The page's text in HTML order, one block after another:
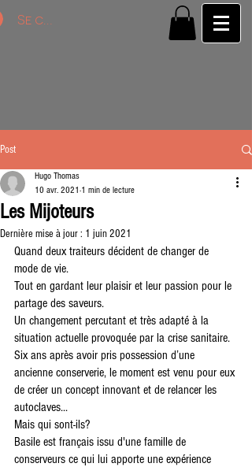
Se connecter
Post
Les Mijoteurs
Hugo Thomas
10 avr. 2021 1 min de lecture
Dernière mise à jour : 1 juin 2021
Quand deux traiteurs décident de changer de
mode de vie.
Tout en gardant leur plaisir et leur passion pour le
partage des saveurs.
Un changement percutant et très adapté à la
situation actuelle provoquée par la crise sanitaire.
Six ans après avoir pris possession d’une
ancienne conserverie, le moment est venu pour eux
de créer un concept innovant et de relancer les
autoclaves...
Mais qui sont-ils?
Basile est français issu d'une famille de
conserveurs ce qui lui apporte une expérience